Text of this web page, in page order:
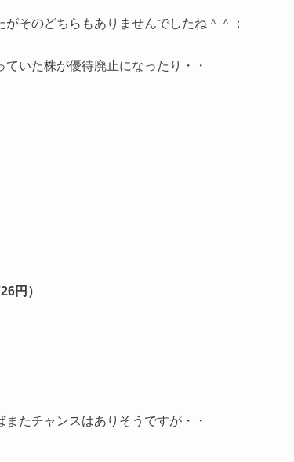
そのどちらもありませんでしたね＾＾；
いた株が優待廃止になったり・・
円）
たチャンスはありそうですが・・